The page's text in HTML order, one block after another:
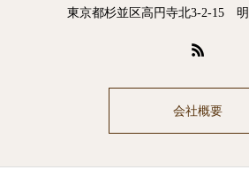
東京都杉並区高円寺北3-2-15 明
会社概要